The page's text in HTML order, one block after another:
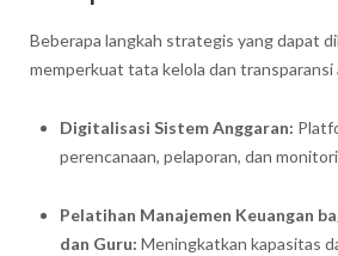
Beberapa langkah strategis yang dapat
memperkuat tata kelola dan transparansi
Digitalisasi Sistem Anggaran:
perencanaan, pelaporan, dan
Pelatihan Manajemen Keuangan
dan Guru: Meningkatkan kapasitas